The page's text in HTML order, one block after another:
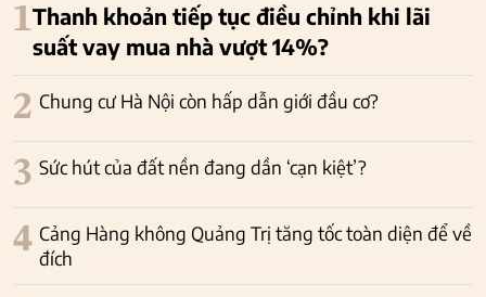
1Thanh khoản tiếp tục điều chỉnh khi lãi
suất vay mua nhà vượt 14%?
2 Chung cư Hà Nội còn hấp dẫn giới đầu cơ?
3 Sức hút của đất nền đang dần ‘cạn kiệt’?
4 Cảng Hàng không Quảng Trị tăng tốc toàn diện để về
đích